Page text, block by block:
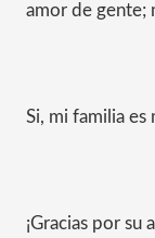
amor de gente;
Si, mi familia
¡Gracias por su